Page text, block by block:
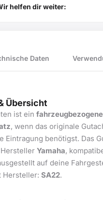
helfen dir weiter:
Daten
Übersicht
ist ein
, wenn das originale
Eintragung benötigst. Das
Yamaha,
auf deine
Hersteller: SA22.